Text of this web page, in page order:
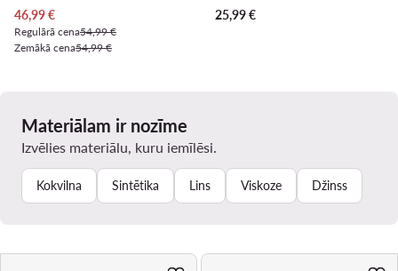
Pašreizējā cena
46,99€
Regulārā cena54,99 €
Zemākā cena54,99 €
25,99€
Materiālam ir nozīme
Izvēlies materiālu, kuru iemīlēsi.
Kokvilna Sintētika Lins Viskoze Džinss